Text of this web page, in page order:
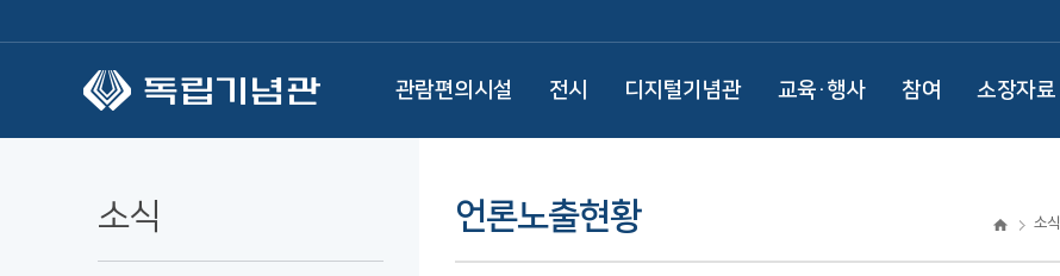
관람편의시설 전시 디지털기념관 교육·행사 참여 소장자료
소식 언론노출현황 소식